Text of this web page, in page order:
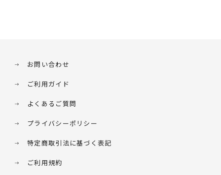
お問い合わせ
ご利用ガイド
よくあるご質問
プライバシーポリシー
特定商取引法に基づく表記
ご利用規約